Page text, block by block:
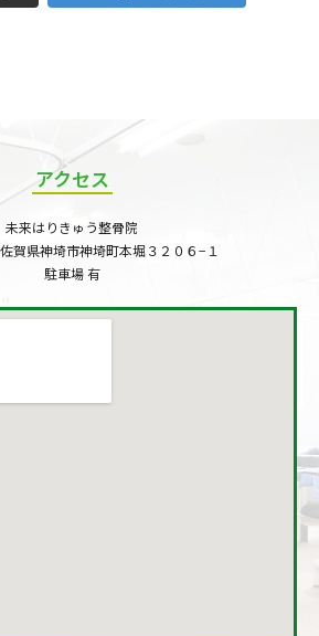
アクセス
未来はりきゅう整骨院
賀県神埼市神埼町本堀３２０６−１
駐車場 有